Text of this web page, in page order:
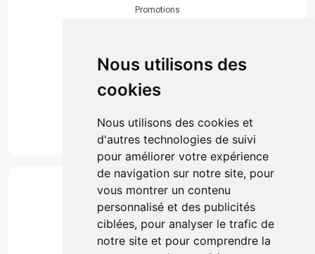
Nous utilisons des
cookies
Nous utilisons des cookies et
d'autres technologies de suivi
pour améliorer votre expérience
de navigation sur notre site, pour
vous montrer un contenu
personnalisé et des publicités
ciblées, pour analyser le trafic de
notre site et pour comprendre la
Promotions
Actualités & conseils
Événements
Marques
Suivez-nous
Paiement
Simple, rapide et 100% sécurisé